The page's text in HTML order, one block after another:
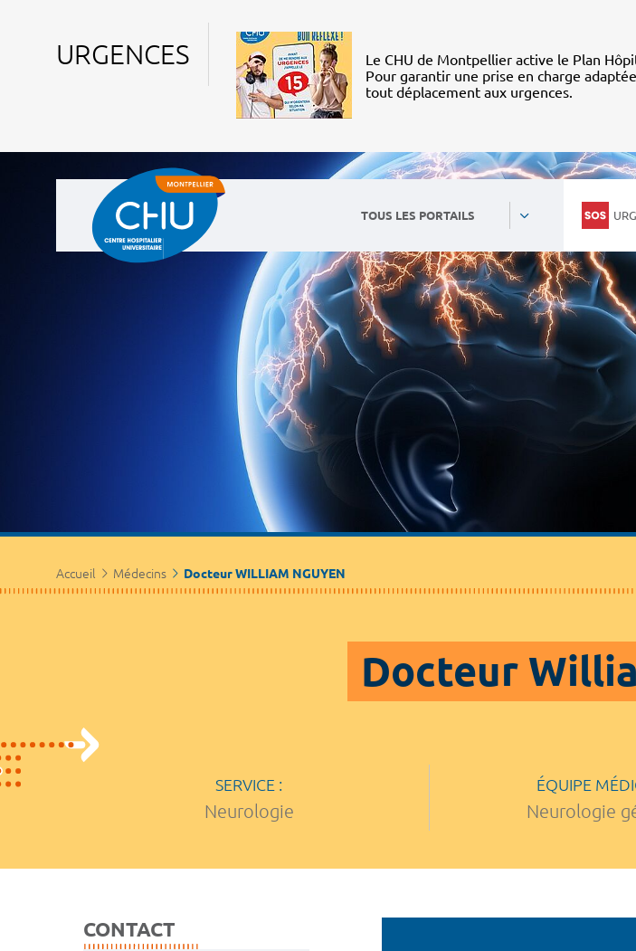
URGENCES
Le CHU de Montpellier active le Plan
Pour garantir une prise en charge
tout déplacement aux urgences.
TOUS LES PORTAILS
Accueil Médecins Docteur WILLIAM NGUYEN
Docteur
SERVICE :
Neurologie
ÉQUIPE
Neurologie
CONTACT